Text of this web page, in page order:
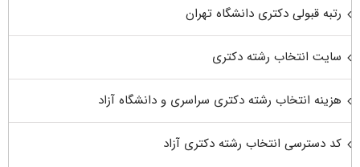
رتبه قبولی دکتری دانشگاه تهران
سایت انتخاب رشته دکتری
هزینه انتخاب رشته دکتری سراسری و دانشگاه آزاد
کد دسترسی انتخاب رشته دکتری آزاد